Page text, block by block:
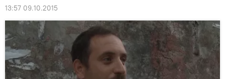
13:57 09.10.2015